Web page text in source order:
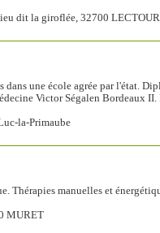
dit la giroflée, 32700
dans une école agrée par l'état.
Victor Ségalen Bordeaux II.
la-Primaube
Thérapies manuelles et
MURET